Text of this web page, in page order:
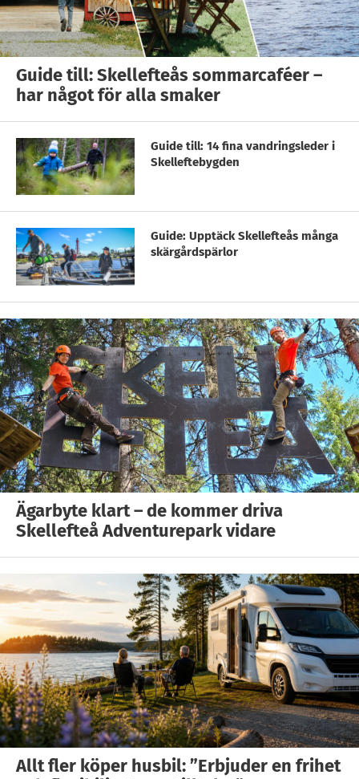
Guide till: Skellefteås sommarcaféer –
har något för alla smaker
Guide till: 14 fina vandringsleder i
Skelleftebygden
Guide: Upptäck Skellefteås många
skärgårdspärlor
Ägarbyte klart – de kommer driva
Skellefteå Adventurepark vidare
Allt fler köper husbil: ”Erbjuder en frihet